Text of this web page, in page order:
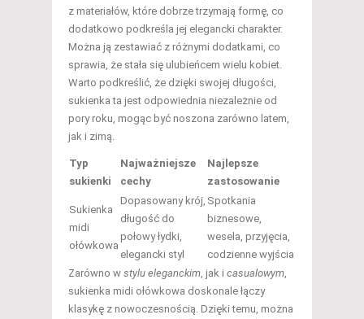
z materiałów, które dobrze trzymają formę, co
dodatkowo podkreśla jej elegancki charakter.
Można ją zestawiać z różnymi dodatkami, co
sprawia, że stała się ulubieńcem wielu kobiet.
Warto podkreślić, że dzięki swojej długości,
sukienka ta jest odpowiednia niezależnie od
pory roku, mogąc być noszona zarówno latem,
jak i zimą.
Typ
sukienki
Najważniejsze
cechy
Najlepsze
zastosowanie
Sukienka
midi
ołówkowa
Dopasowany krój,
długość do
połowy łydki,
elegancki styl
Spotkania
biznesowe,
wesela, przyjęcia,
codzienne wyjścia
Zarówno w stylu eleganckim , jak i casualowym
sukienka midi ołówkowa doskonale łączy
klasykę z nowoczesnością. Dzięki temu, można